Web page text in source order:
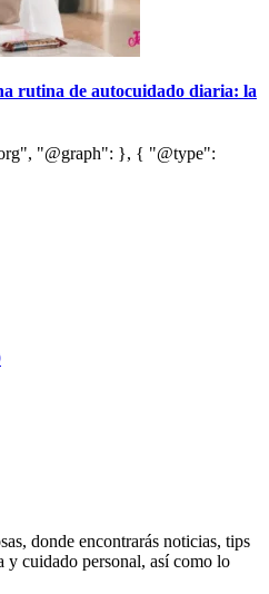
rutina de autocuidado diaria: la
"@graph": }, { "@type":
donde encontrarás noticias, tips
y cuidado personal, así como lo